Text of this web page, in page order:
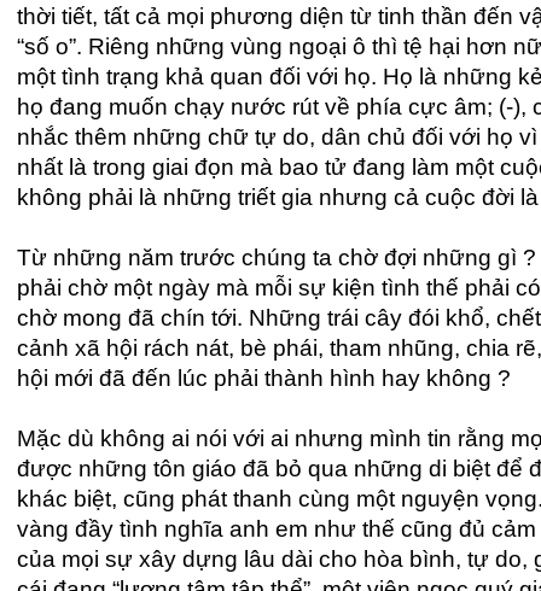
thời tiết, tất cả mọi phương diện từ tinh thần đến
“số o”. Riêng những vùng ngoại ô thì tệ hại hơn
một tình trạng khả quan đối với họ. Họ là những
họ đang muốn chạy nước rút về phía cực âm; (-),
nhắc thêm những chữ tự do, dân chủ đối với họ
nhất là trong giai đọn mà bao tử đang làm một
không phải là những triết gia nhưng cả cuộc đời
Từ những năm trước chúng ta chờ đợi những gì
phải chờ một ngày mà mỗi sự kiện tình thế phải
chờ mong đã chín tới. Những trái cây đói khổ,
cảnh xã hội rách nát, bè phái, tham nhũng, chia
hội mới đã đến lúc phải thành hình hay không ?
Mặc dù không ai nói với ai nhưng mình tin rằng
được những tôn giáo đã bỏ qua những di biệt để
khác biệt, cũng phát thanh cùng một nguyện
vàng đầy tình nghĩa anh em như thế cũng đủ
của mọi sự xây dựng lâu dài cho hòa bình, tự